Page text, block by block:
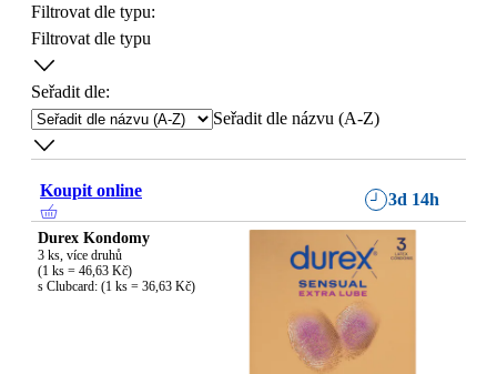
Filtrovat dle typu:
Filtrovat dle typu
Seřadit dle:
Seřadit dle názvu (A-Z)
Koupit online 3d 14h
Durex Kondomy
3 ks, více druhů
(1 ks = 46,63 Kč)
s Clubcard: (1 ks = 36,63 Kč)